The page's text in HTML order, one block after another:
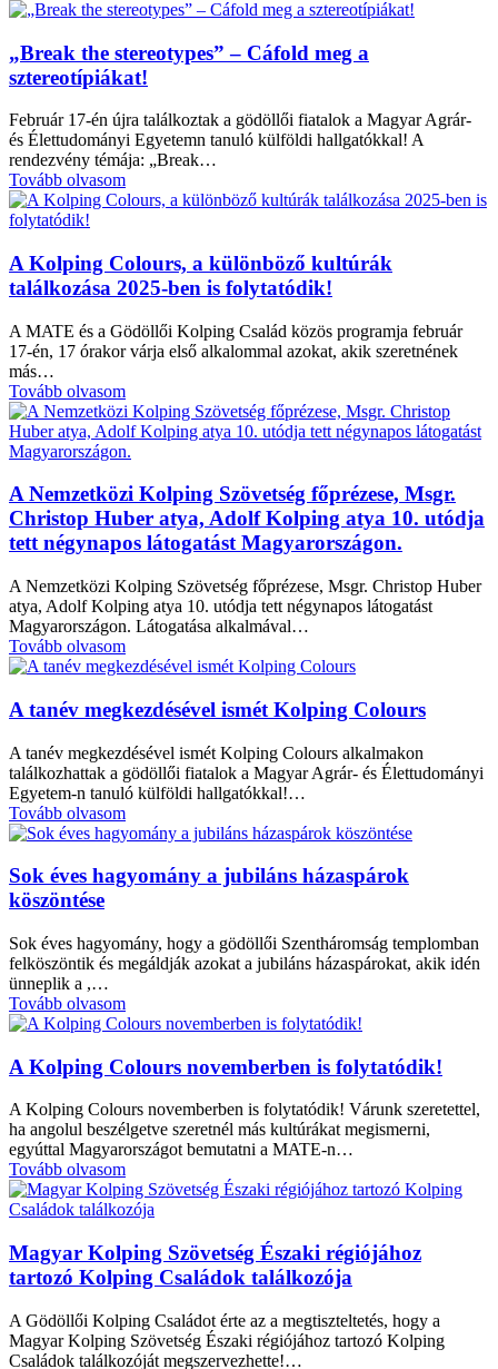
„Break the stereotypes” – Cáfold meg a
sztereotípiákat!
Február 17-én újra találkoztak a gödöllői fiatalok a Magyar Agrár-
és Élettudományi Egyetemn tanuló külföldi hallgatókkal! A
rendezvény témája: „Break…
Tovább olvasom
A Kolping Colours, a különböző kultúrák
találkozása 2025-ben is folytatódik!
A MATE és a Gödöllői Kolping Család közös programja február
17-én, 17 órakor várja első alkalommal azokat, akik szeretnének
más…
Tovább olvasom
A Nemzetközi Kolping Szövetség főprézese, Msgr.
Christop Huber atya, Adolf Kolping atya 10. utódja
tett négynapos látogatást Magyarországon.
A Nemzetközi Kolping Szövetség főprézese, Msgr. Christop Huber
atya, Adolf Kolping atya 10. utódja tett négynapos látogatást
Magyarországon. Látogatása alkalmával…
Tovább olvasom
A tanév megkezdésével ismét Kolping Colours
A tanév megkezdésével ismét Kolping Colours alkalmakon
találkozhattak a gödöllői fiatalok a Magyar Agrár- és Élettudományi
Egyetem-n tanuló külföldi hallgatókkal!…
Tovább olvasom
Sok éves hagyomány a jubiláns házaspárok
köszöntése
Sok éves hagyomány, hogy a gödöllői Szentháromság templomban
felköszöntik és megáldják azokat a jubiláns házaspárokat, akik idén
ünneplik a ,…
Tovább olvasom
A Kolping Colours novemberben is folytatódik!
A Kolping Colours novemberben is folytatódik! Várunk szeretettel,
ha angolul beszélgetve szeretnél más kultúrákat megismerni,
egyúttal Magyarországot bemutatni a MATE-n…
Tovább olvasom
Magyar Kolping Szövetség Északi régiójához
tartozó Kolping Családok találkozója
A Gödöllői Kolping Családot érte az a megtiszteltetés, hogy a
Magyar Kolping Szövetség Északi régiójához tartozó Kolping
Családok találkozóját megszervezhette!…